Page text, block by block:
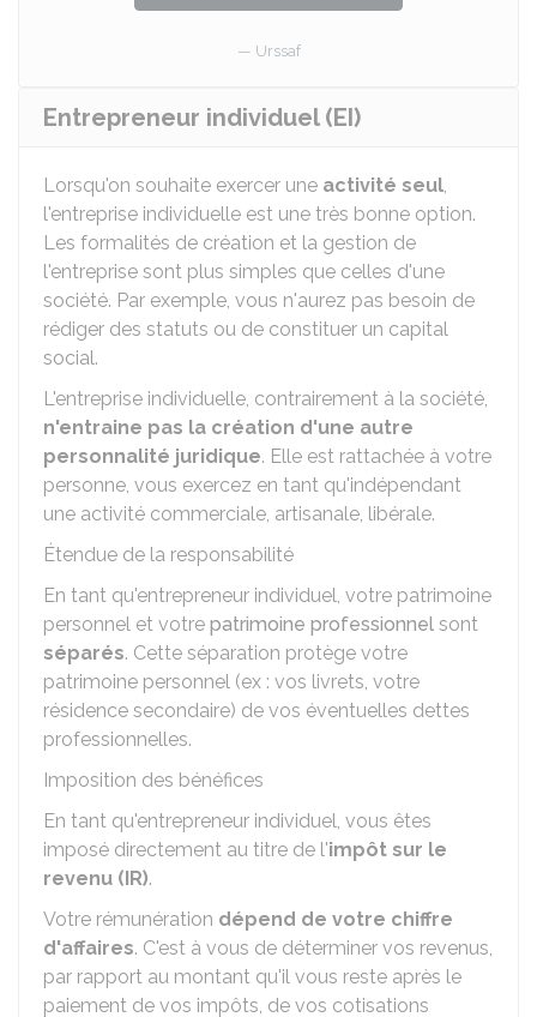
Urssaf
Entrepreneur individuel (EI)
Lorsqu'on souhaite exercer une activité seul,
l'entreprise individuelle est une très bonne option.
Les formalités de création et la gestion de
l'entreprise sont plus simples que celles d'une
société. Par exemple, vous n'aurez pas besoin de
rédiger des statuts ou de constituer un capital
social.
L'entreprise individuelle, contrairement à la société,
n'entraine pas la création d'une autre
personnalité juridique. Elle est rattachée à votre
personne, vous exercez en tant qu'indépendant
une activité commerciale, artisanale, libérale.
Étendue de la responsabilité
En tant qu'entrepreneur individuel, votre patrimoine
personnel et votre patrimoine professionnel sont
séparés. Cette séparation protège votre
patrimoine personnel (ex : vos livrets, votre
résidence secondaire) de vos éventuelles dettes
professionnelles.
Imposition des bénéfices
En tant qu'entrepreneur individuel, vous êtes
imposé directement au titre de l'impôt sur le
revenu (IR).
Votre rémunération dépend de votre chiffre
d'affaires. C'est à vous de déterminer vos revenus,
par rapport au montant qu'il vous reste après le
paiement de vos impôts, de vos cotisations